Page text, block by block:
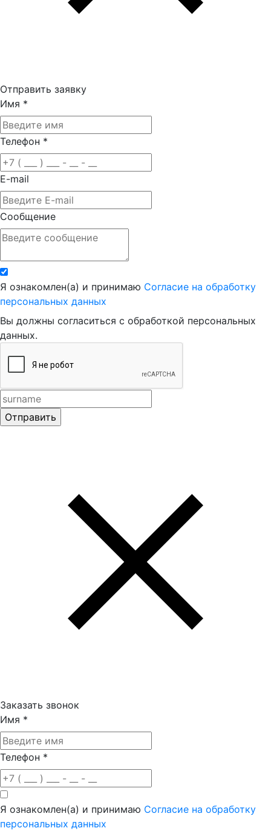
Отправить заявку
Имя *
Телефон *
E-mail
Сообщение
Я ознакомлен(а) и принимаю Согласие на обработку
персональных данных
Вы должны согласиться с обработкой персональных
данных.
Заказать звонок
Имя *
Телефон *
Я ознакомлен(а) и принимаю Согласие на обработку
персональных данных